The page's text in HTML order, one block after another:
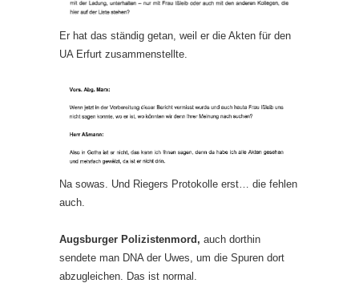
Er hat das ständig getan, weil er die Akten für den
UA Erfurt zusammenstellte.
Na sowas. Und Riegers Protokolle erst… die fehlen
auch.
Augsburger Polizistenmord, auch dorthin
sendete man DNA der Uwes, um die Spuren dort
abzugleichen. Das ist normal.